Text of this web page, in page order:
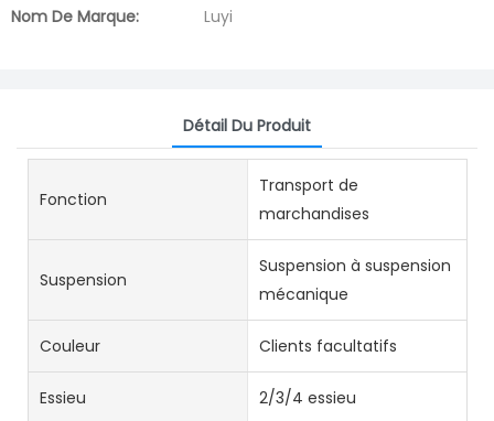
Nom De Marque:
Luyi
Détail Du Produit
Fonction
Transport de
marchandises
Suspension
Suspension à suspension
mécanique
Couleur Clients facultatifs
Essieu 2/3/4 essieu